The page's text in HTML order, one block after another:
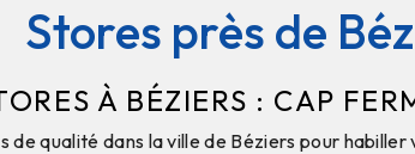
Stores près de
À BÉZIERS : CAP
de qualité dans la ville de Béziers pour